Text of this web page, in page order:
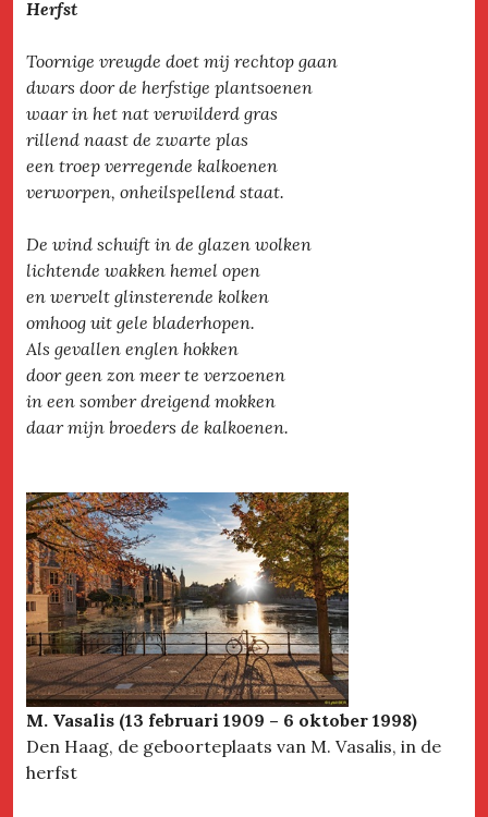
Herfst
Toornige vreugde doet mij rechtop gaan
dwars door de herfstige plantsoenen
waar in het nat verwilderd gras
rillend naast de zwarte plas
een troep verregende kalkoenen
verworpen, onheilspellend staat.
De wind schuift in de glazen wolken
lichtende wakken hemel open
en wervelt glinsterende kolken
omhoog uit gele bladerhopen.
Als gevallen englen hokken
door geen zon meer te verzoenen
in een somber dreigend mokken
daar mijn broeders de kalkoenen.
M. Vasalis (13 februari 1909 – 6 oktober 1998)
Den Haag, de geboorteplaats van M. Vasalis, in de
herfst